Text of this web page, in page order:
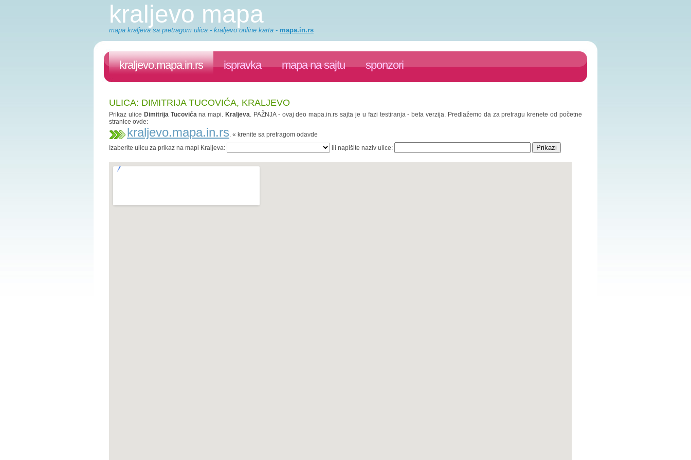
kraljevo mapa
mapa kraljeva sa pretragom ulica - kraljevo online karta - mapa.in.rs
kraljevo.mapa.in.rs ispravka mapa na sajtu sponzori
ULICA: DIMITRIJA TUCOVIĆA, KRALJEVO
Prikaz ulice Dimitrija Tucovićana mapi. Kraljeva. PAŽNJA - ovaj deo mapa.in.rs sajta je u fazi testiranja - beta verzija. Predlažemo da za pretragu krenete od početne
stranice ovde:
kraljevo.mapa.in.rs. « krenite sa pretragom odavde
Izaberite ulicu za prikaz na mapi Kraljeva:
ili napišite naziv ulice: